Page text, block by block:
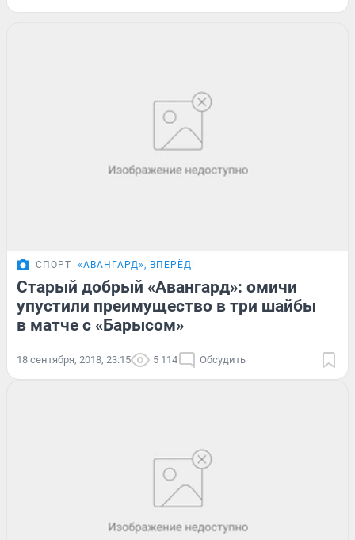
СПОРТ «АВАНГАРД», ВПЕРЁД!
Старый добрый «Авангард»: омичи
упустили преимущество в три шайбы
в матче с «Барысом»
18 сентября, 2018, 23:15 5 114 Обсудить